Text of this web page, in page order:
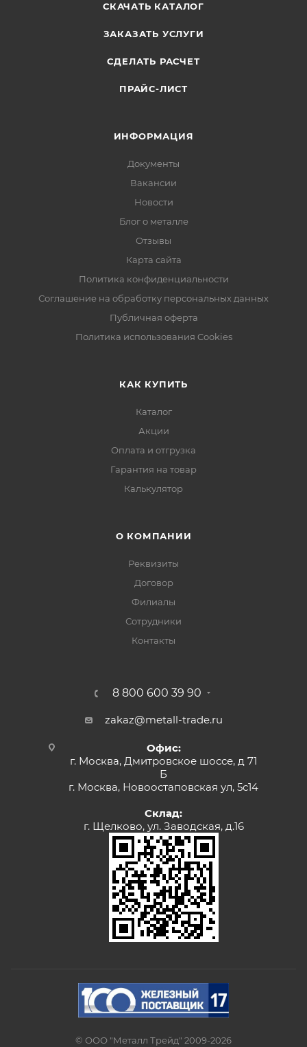
СКАЧАТЬ КАТАЛОГ
ЗАКАЗАТЬ УСЛУГИ
СДЕЛАТЬ РАСЧЕТ
ПРАЙС-ЛИСТ
ИНФОРМАЦИЯ
Документы
Вакансии
Новости
Блог о металле
Отзывы
Карта сайта
Политика конфиденциальности
Соглашение на обработку персональных данных
Публичная оферта
Политика использования Cookies
КАК КУПИТЬ
Каталог
Акции
Оплата и отгрузка
Гарантия на товар
Калькулятор
О КОМПАНИИ
Реквизиты
Договор
Филиалы
Сотрудники
Контакты
8 800 600 39 90
zakaz@metall-trade.ru
Офис:
г. Москва, Дмитровское шоссе, д 71
Б
г. Москва, Новоостаповская ул, 5с14
Склад:
г. Щелково, ул. Заводская, д.16
© ООО "Металл Трейд" 2009-2026